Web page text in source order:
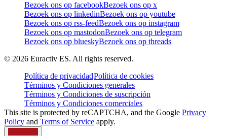
Bezoek ons op facebookBezoek ons op x
Bezoek ons op linkedinBezoek ons op youtube
Bezoek ons op rss-feedBezoek ons op instagram
Bezoek ons op mastodonBezoek ons op telegram
Bezoek ons op blueskyBezoek ons op threads
© 2026 Euractiv ES. All rights reserved.
Política de privacidadPolítica de cookies
Términos y Condiciones generales
Términos y Condiciones de suscripción
Términos y Condiciones comerciales
This site is protected by reCAPTCHA, and the Google Privacy
Policy and Terms of Service apply.